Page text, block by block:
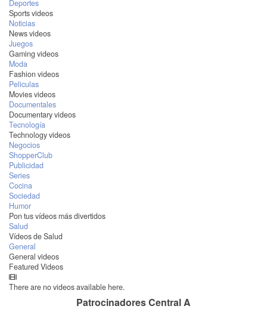
Deportes
Sports videos
Noticias
News videos
Juegos
Gaming videos
Moda
Fashion videos
Peliculas
Movies videos
Documentales
Documentary videos
Tecnología
Technology videos
Negocios
ShopperClub
Publicidad
Series
Cocina
Sociedad
Humor
Pon tus vídeos más divertidos
Salud
Vídeos de Salud
General
General videos
Featured Videos
There are no videos available here.
Patrocinadores Central A